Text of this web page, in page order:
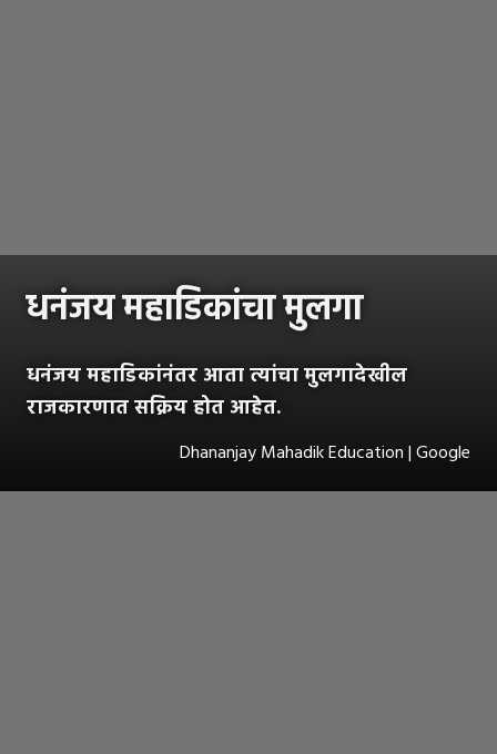
धनंजय महाडिकांचा मुलगा
धनंजय महाडिकांनंतर आता त्यांचा मुलगादेखील
राजकारणात सक्रिय होत आहेत.
Dhananjay Mahadik Education | Google